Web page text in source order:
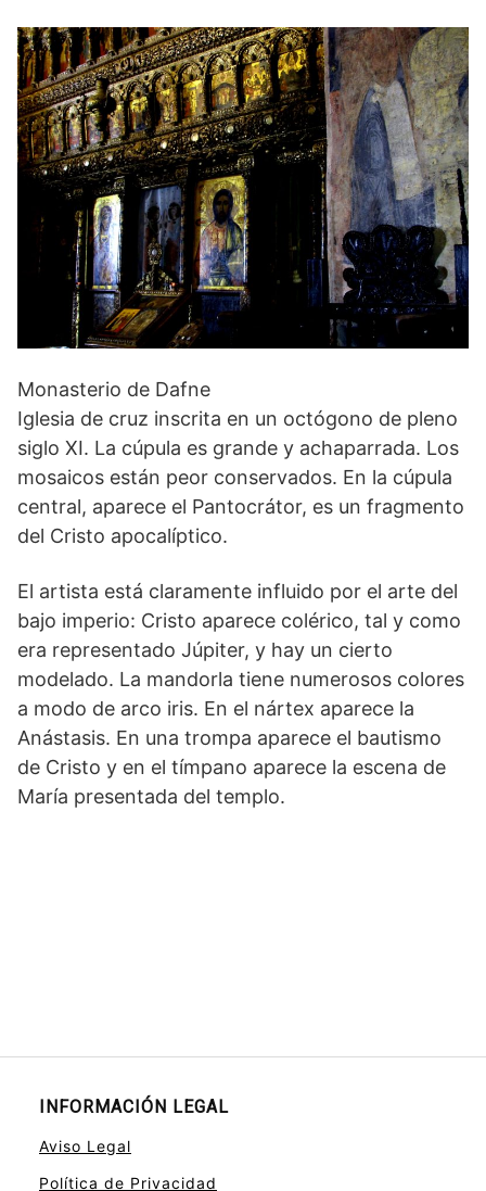
Monasterio de Dafne
Iglesia de cruz inscrita en un octógono de pleno
siglo XI. La cúpula es grande y achaparrada. Los
mosaicos están peor conservados. En la cúpula
central, aparece el Pantocrátor, es un fragmento
del Cristo apocalíptico.
El artista está claramente influido por el arte del
bajo imperio: Cristo aparece colérico, tal y como
era representado Júpiter, y hay un cierto
modelado. La mandorla tiene numerosos colores
a modo de arco iris. En el nártex aparece la
Anástasis. En una trompa aparece el bautismo
de Cristo y en el tímpano aparece la escena de
María presentada del templo.
INFORMACIÓN LEGAL
Aviso Legal
Política de Privacidad